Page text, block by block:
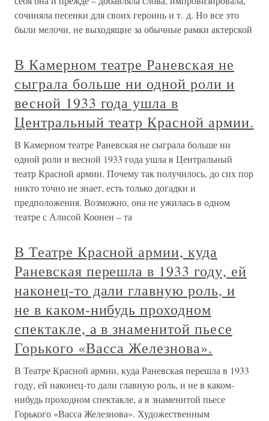
сочиняла песенки для своих героинь и т. д. Но все это
были мелочи, не выходящие за обычные рамки актерской
В Камерном театре Раневская не
сыграла больше ни одной роли и
весной 1933 года ушла в
Центральный театр Красной армии.
В Камерном театре Раневская не сыграла больше ни
одной роли и весной 1933 года ушла в Центральный
театр Красной армии. Почему так получилось, до сих пор
никто точно не знает, есть только догадки и
предположения. Возможно, она не ужилась в одном
театре с Алисой Коонен – та
В Театре Красной армии, куда
Раневская перешла в 1933 году, ей
наконец-то дали главную роль, и
не в каком-нибудь проходном
спектакле, а в знаменитой пьесе
Горького «Васса Железнова».
В Театре Красной армии, куда Раневская перешла в 1933
году, ей наконец-то дали главную роль, и не в каком-
нибудь проходном спектакле, а в знаменитой пьесе
Горького «Васса Железнова». Художественным